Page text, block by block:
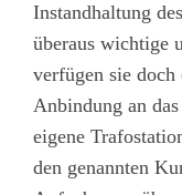
Instandhaltung
überaus wichtige
verfügen sie
Anbindung an
eigene
den genannten